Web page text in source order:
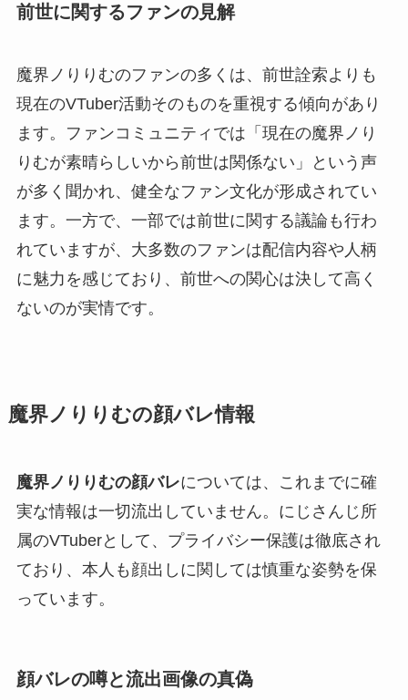
前世に関するファンの見解
魔界ノりりむのファンの多くは、前世詮索よりも
現在のVTuber活動そのものを重視する傾向があり
ます。ファンコミュニティでは「現在の魔界ノり
りむが素晴らしいから前世は関係ない」という声
が多く聞かれ、健全なファン文化が形成されてい
ます。一方で、一部では前世に関する議論も行わ
れていますが、大多数のファンは配信内容や人柄
に魅力を感じており、前世への関心は決して高く
ないのが実情です。
魔界ノりりむの顔バレ情報
魔界ノりりむの顔バレについては、これまでに確
実な情報は一切流出していません。にじさんじ所
属のVTuberとして、プライバシー保護は徹底され
ており、本人も顔出しに関しては慎重な姿勢を保
っています。
顔バレの噂と流出画像の真偽